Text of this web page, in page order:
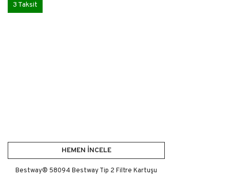
3 Taksit
HEMEN İNCELE
Bestway® 58094 Bestway Tip 2 Filtre Kartuşu